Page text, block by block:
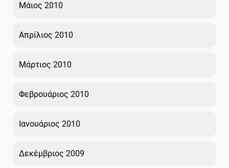
Μάιος 2010
Απρίλιος 2010
Μάρτιος 2010
Φεβρουάριος 2010
Ιανουάριος 2010
Δεκέμβριος 2009